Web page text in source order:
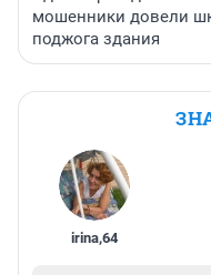
мошенники довели
поджога здания
irina,64